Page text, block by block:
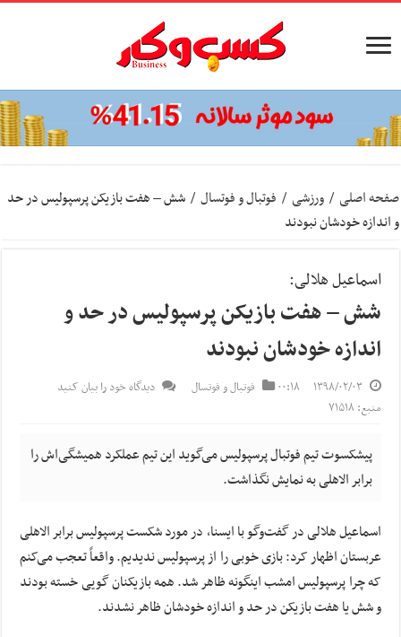
صفحه اصلی / ورزشی / فوتبال و فوتسال / شش – هفت بازیکن پرسپولیس در حد
و اندازه خودشان نبودند
اسماعیل هلالی:
شش – هفت بازیکن پرسپولیس در حد و
اندازه خودشان نبودند
۱۳۹۸/۰۲/۰۳ ۰۰:۱۸ فوتبال و فوتسال
دیدگاه خود را بیان کنید
منبع: ۷۱۵۱۸
پیشکسوت تیم فوتبال پرسپولیس می‌گوید این تیم عملکرد همیشگی‌اش را
برابر الاهلی به نمایش نگذاشت.
اسماعیل هلالی در گفت‌وگو با ایسنا، در مورد شکست پرسپولیس برابر الاهلی
عربستان اظهار کرد: بازی خوبی را از پرسپولیس ندیدیم. واقعاً تعجب می‌کنم
که چرا پرسپولیس امشب اینگونه ظاهر شد. همه بازیکنان گویی خسته بودند
و شش یا هفت بازیکن در حد و اندازه خودشان ظاهر نشدند.